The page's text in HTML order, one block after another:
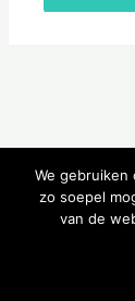
We
zo soepel
van de